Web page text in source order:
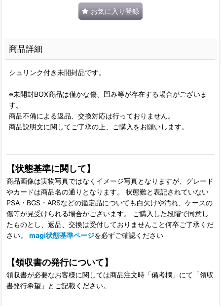
お気に入り登録
商品詳細
シュリンク付き未開封品です。
※未開封BOX商品は僅かな傷、凹み等が存在する場合がございま
す。
商品不備による返品、交換対応は行っておりません。
商品説明文に関してご了承の上、ご購入をお願いします。
【状態基準に関して】
商品画像は実物写真ではなくイメージ写真となりますが、グレード
やカードは商品名の通りとなります。 状態難と表記されていない
PSA・BGS・ARSなどの鑑定品についても白欠けや汚れ、ケースの
傷等が見受けられる場合がございます。 ご購入した段階で同意し
たものとし、返品、交換は受付しておりませんこと何卒ご了承くだ
さい。 magi状態基準ページを必ずご確認ください
【領収書の発行について】
領収書が必要なお客様に関しては商品注文時「備考欄」にて「領収
書発行希望」とご記載ください。